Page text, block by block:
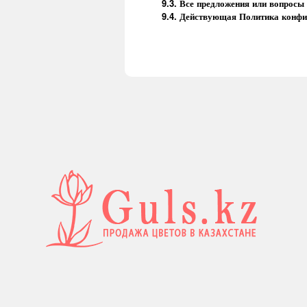
9.3. Все предложения или
9.4. Действующая Политика